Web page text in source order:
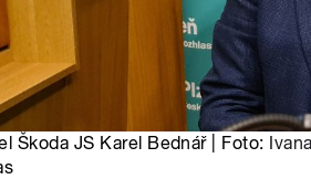
Škoda JS Karel Bednář | Foto: